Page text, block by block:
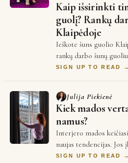
Kaip išsirinkti
guolį? Rankų
Klaipėdoje
Ieškote šuns guolio
rankų darbo šunų
patogiam augintinio
SIGN UP TO READ →
Julija Piekienė
Kiek mados
namus?
Interjero mados
naujas tendencijas. Jos
medžiagų, spalvų ir
SIGN UP TO READ →